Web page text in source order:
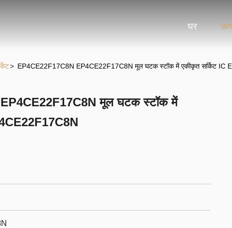
घर
> EP4CE22F17C8N EP4CE22F17C8N मूल घटक स्टॉक में एकीकृत सर्किट IC
मूल घटक स्टॉक में